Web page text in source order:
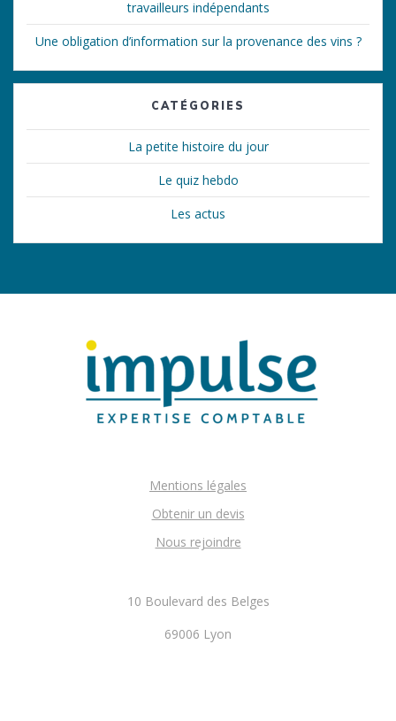
travailleurs indépendants
Une obligation d’information sur la provenance des vins ?
CATÉGORIES
La petite histoire du jour
Le quiz hebdo
Les actus
Mentions légales
Obtenir un devis
Nous rejoindre
10 Boulevard des Belges
69006 Lyon